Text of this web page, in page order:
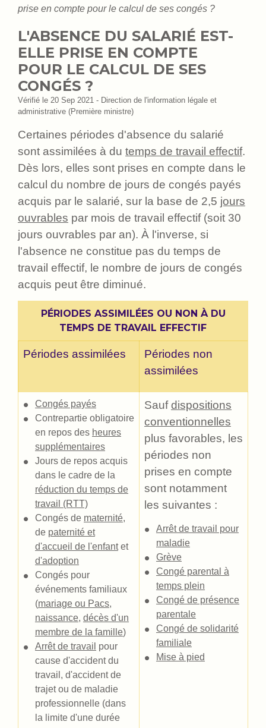
prise en compte pour le calcul de ses congés ?
L'ABSENCE DU SALARIÉ EST-
ELLE PRISE EN COMPTE
POUR LE CALCUL DE SES
CONGÉS ?
Vérifié le 20 Sep 2021 - Direction de l'information légale et
administrative (Première ministre)
Certaines périodes d'absence du salarié
sont assimilées à du temps de travail effectif.
Dès lors, elles sont prises en compte dans le
calcul du nombre de jours de congés payés
acquis par le salarié, sur la base de 2,5 jours
ouvrables par mois de travail effectif (soit 30
jours ouvrables par an). À l'inverse, si
l'absence ne constitue pas du temps de
travail effectif, le nombre de jours de congés
acquis peut être diminué.
PÉRIODES ASSIMILÉES OU NON À DU
TEMPS DE TRAVAIL EFFECTIF
Périodes assimilées
Périodes non
assimilées
Congés payés
Contrepartie obligatoire
en repos des heures
supplémentaires
Jours de repos acquis
dans le cadre de la
réduction du temps de
travail (RTT)
Congés de maternité,
de paternité et
d'accueil de l'enfantet
d'adoption
Congés pour
événements familiaux
(mariage ou Pacs,
naissance, décès d'un
membre de la famille)
Arrêt de travail pour
cause d'accident du
travail, d'accident de
trajet ou de maladie
professionnelle (dans
la limite d'une durée
Saufdispositions
conventionnelles
plus favorables, les
périodes non
prises en compte
sont notamment
les suivantes :
Arrêt de travail pour
maladie
Grève
Congé parental à
temps plein
Congé de présence
parentale
Congé de solidarité
familiale
Mise à pied